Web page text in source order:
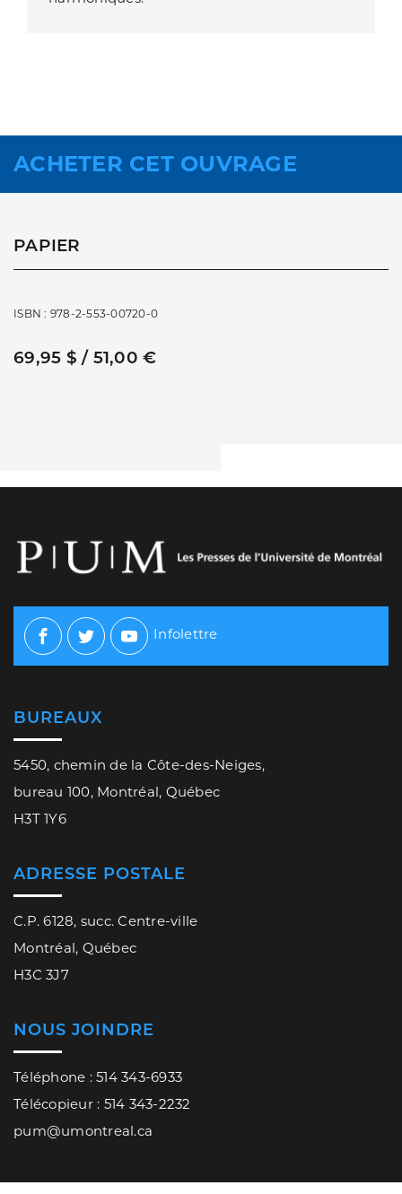
ACHETER CET OUVRAGE
PAPIER
ISBN : 978-2-553-00720-0
69,95 $ / 51,00 €
Facebook
TwitterYoutube
Infolettre
BUREAUX
5450, chemin de la Côte-des-Neiges,
bureau 100, Montréal, Québec
H3T 1Y6
ADRESSE POSTALE
C.P. 6128, succ. Centre-ville
Montréal, Québec
H3C 3J7
NOUS JOINDRE
Téléphone : 514 343-6933
Télécopieur : 514 343-2232
pum@umontreal.ca